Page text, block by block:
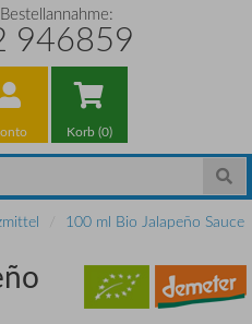
946859
Korb (0)
100 ml Bio Jalapeño Sauce